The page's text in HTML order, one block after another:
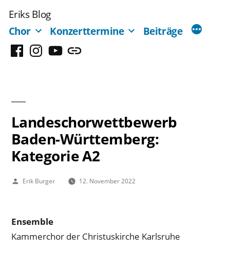
Inhalt
springen
Eriks Blog
Chor
Konzerttermine Beiträge
FacebookInstagram
YouTubeMastodon
Landeschorwettbewerb
Baden-Württemberg:
Kategorie A2
Veröffentlicht
Erik Burger 12. November 2022
Ensemble
Kammerchor der Christuskirche Karlsruhe